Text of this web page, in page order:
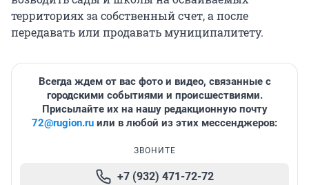
территориях за собственный счет, а после
передавать или продавать муниципалитету.
Всегда ждем от вас фото и видео, связанные с
городскими событиями и происшествиями.
Присылайте их на нашу редакционную почту
72@rugion.ru или в любой из этих мессенджеров:
ЗВОНИТЕ
+7 (932) 471-72-72